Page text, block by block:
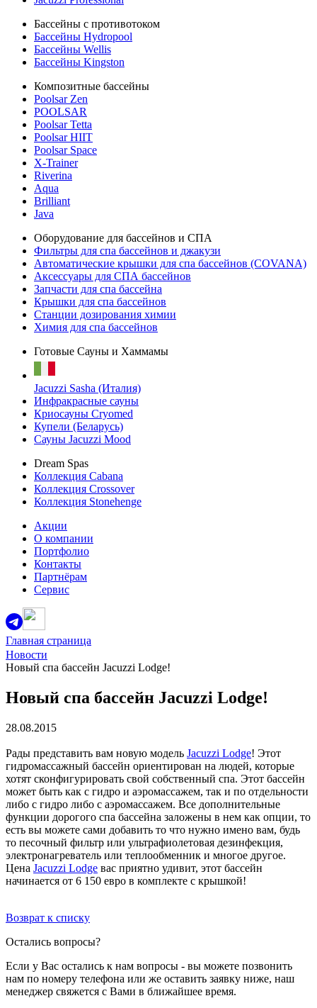
Бассейны с противотоком
Бассейны Hydropool
Бассейны Wellis
Бассейны Kingston
Композитные бассейны
Poolsar Zen
POOLSAR
Poolsar Tetta
Poolsar HIIT
Poolsar Space
X-Trainer
Riverina
Aqua
Brilliant
Java
Оборудование для бассейнов и СПА
Фильтры для спа бассейнов и джакузи
Автоматические крышки для спа бассейнов (COVANA)
Аксессуары для СПА бассейнов
Запчасти для спа бассейна
Крышки для спа бассейнов
Станции дозирования химии
Химия для спа бассейнов
Готовые Сауны и Хаммамы
Jacuzzi Sasha (Италия)
Инфракрасные сауны
Криосауны Cryomed
Купели (Беларусь)
Сауны Jacuzzi Mood
Dream Spas
Коллекция Cabana
Коллекция Crossover
Коллекция Stonehenge
Акции
О компании
Портфолио
Контакты
Партнёрам
Сервис
Главная страница
Новости
Новый спа бассейн Jacuzzi Lodge!
Новый спа бассейн Jacuzzi Lodge!
28.08.2015
Рады представить вам новую модель Jacuzzi Lodge! Этот
гидромассажный бассейн ориентирован на людей, которые
хотят сконфигурировать свой собственный спа. Этот бассейн
может быть как с гидро и аэромассажем, так и по отдельности
либо с гидро либо с аэромассажем. Все дополнительные
функции дорогого спа бассейна заложены в нем как опции, то
есть вы можете сами добавить то что нужно имено вам, будь
то песочный фильтр или ультрафиолетовая дезинфекция,
электронагреватель или теплообменник и многое другое.
Цена Jacuzzi Lodge вас приятно удивит, этот бассейн
начинается от 6 150 евро в комплекте с крышкой!
Возврат к списку
Остались вопросы?
Если у Вас остались к нам вопросы - вы можете позвонить
нам по номеру телефона или же оставить заявку ниже, наш
менеджер свяжется с Вами в ближайшее время.